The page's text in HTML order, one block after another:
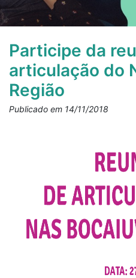
Participe da
articulação do
Região
Publicado em 14/11/2018